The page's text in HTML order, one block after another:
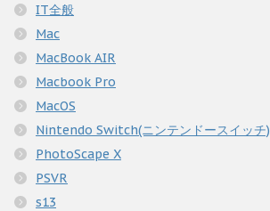
IT全般
Mac
MacBook AIR
Macbook Pro
MacOS
Nintendo Switch(ニンテンドースイッチ)
PhotoScape X
PSVR
s13